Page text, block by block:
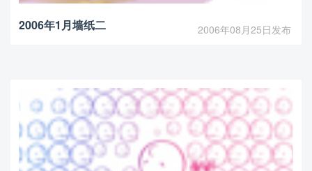
2006年1月墙纸二 2006年08月25日发布